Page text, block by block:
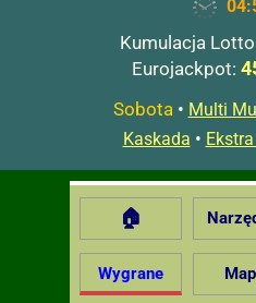
Kumulacja
Eurojackpot:
Sobota• Multi
Kaskada •
🏠
Wygrane